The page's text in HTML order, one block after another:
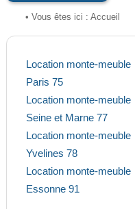
• Vous êtes ici : Accueil
Location monte-meuble
Paris 75
Location monte-meuble
Seine et Marne 77
Location monte-meuble
Yvelines 78
Location monte-meuble
Essonne 91